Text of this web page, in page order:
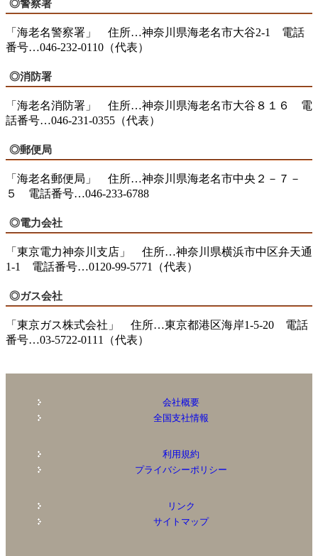
◎警察署
「海老名警察署」 住所…神奈川県海老名市大谷2-1 電話
番号…046-232-0110（代表）
◎消防署
「海老名消防署」 住所…神奈川県海老名市大谷８１６ 電
話番号…046-231-0355（代表）
◎郵便局
「海老名郵便局」 住所…神奈川県海老名市中央２－７－
５ 電話番号…046-233-6788
◎電力会社
「東京電力神奈川支店」 住所…神奈川県横浜市中区弁天通
1-1 電話番号…0120-99-5771（代表）
◎ガス会社
「東京ガス株式会社」 住所…東京都港区海岸1-5-20 電話
番号…03-5722-0111（代表）
会社概要
全国支社情報
利用規約
プライバシーポリシー
リンク
サイトマップ